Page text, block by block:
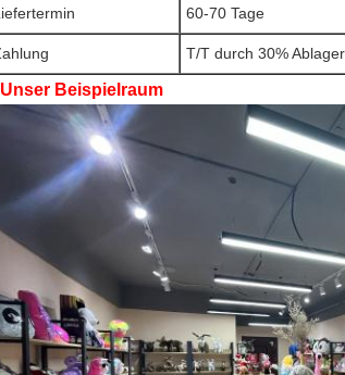
60-70 Tage
T/T durch 30%
Beispielraum